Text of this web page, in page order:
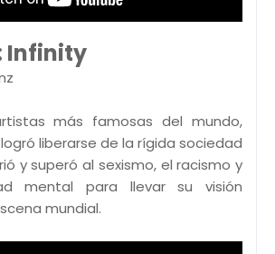
Infinity
más famosas del mundo,
liberarse de la rígida sociedad
y superó al sexismo, el racismo y
mental para llevar su visión
mundial.